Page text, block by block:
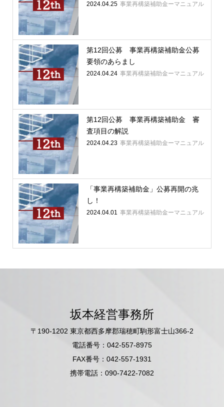
2024.04.25 事業再構築補助金ーマニュアル
第12回公募 事業再構築補助金公募
要領のあらまし
2024.04.24 事業再構築補助金ーマニュアル
第12回公募 事業再構築補助金 審
査項目の解説
2024.04.23 事業再構築補助金ーマニュアル
「事業再構築補助金」公募再開の兆
し！
2024.04.01 事業再構築補助金ーマニュアル
坂本経営事務所
〒190-1202 東京都西多摩郡瑞穂町駒形富士山366-2
電話番号：042-557-8975
FAX番号：042-557-1931
携帯電話：090-7422-7082